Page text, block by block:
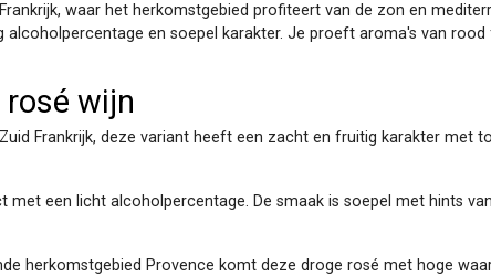
waar het herkomstgebied profiteert van de zon en
alcoholpercentage en soepel karakter. Je proeft aroma's van
wijn
Frankrijk, deze variant heeft een zacht en fruitig karakter met
met een licht alcoholpercentage. De smaak is soepel met hints
herkomstgebied Provence komt deze droge rosé met hoge